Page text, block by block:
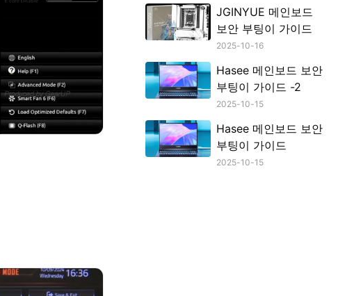
JGINYUE 메인보드
보안 부팅이 가이드
2025-10-16
Hasee 메인보드 보안
부팅이 가이드 -2
2025-10-15
Hasee 메인보드 보안
부팅이 가이드
2025-10-15